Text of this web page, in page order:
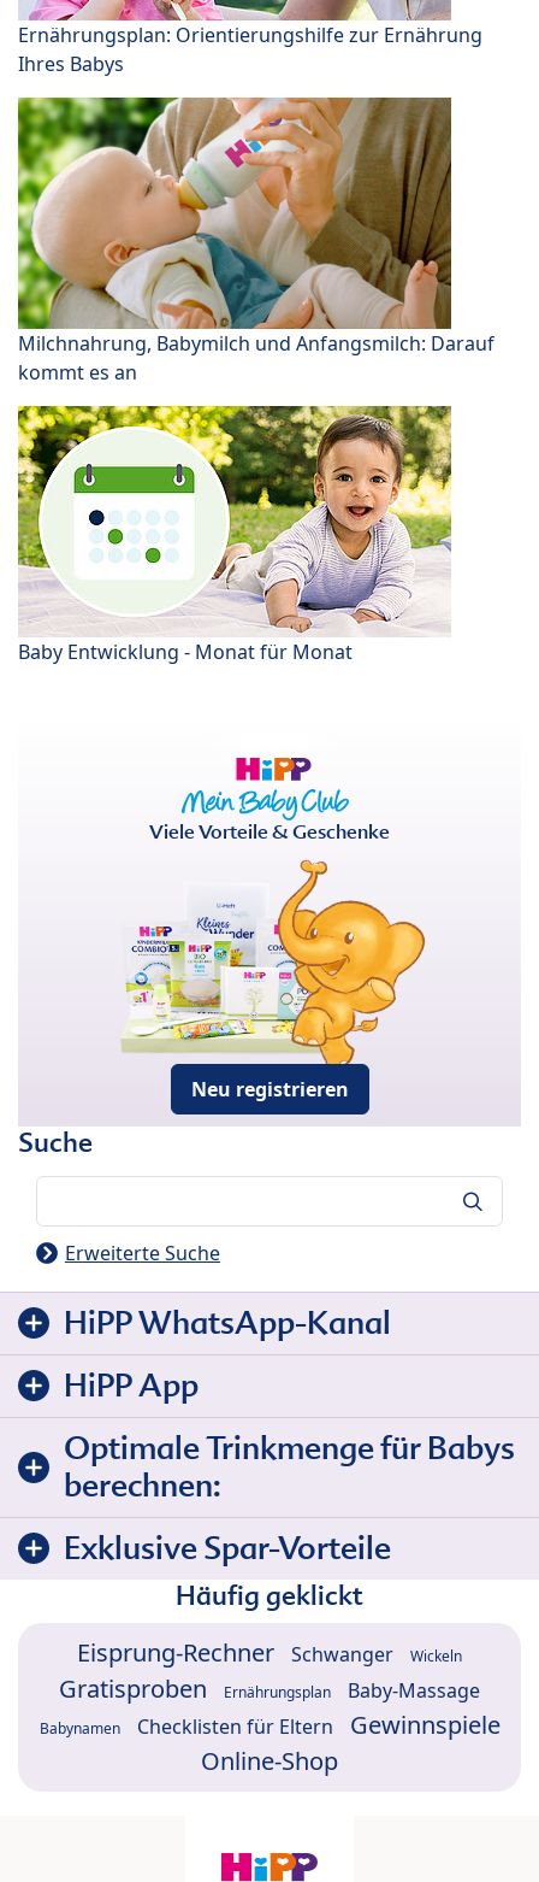
Ernährungsplan: Orientierungshilfe zur Ernährung
Ihres Babys
Milchnahrung, Babymilch und Anfangsmilch: Darauf
kommt es an
Baby Entwicklung - Monat für Monat
Viele Vorteile & Geschenke
Neu registrieren
Suche
Erweiterte Suche
HiPP WhatsApp-Kanal
HiPP App
Optimale Trinkmenge für Babys
berechnen:
Exklusive Spar-Vorteile
Häufig geklickt
Eisprung-Rechner Schwanger Wickeln
Gratisproben Ernährungsplan Baby-Massage
Babynamen Checklisten für Eltern
Gewinnspiele
Online-Shop